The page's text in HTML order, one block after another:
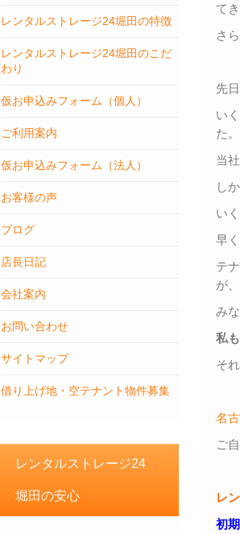
レンタルストレージ24堀田の特徴
レンタルストレージ24堀田のこだ
わり
仮お申込みフォーム（個人）
ご利用案内
仮お申込みフォーム（法人）
お客様の声
ブログ
店長日記
会社案内
お問い合わせ
サイトマップ
借り上げ地・空テナント物件募集
レンタルストレージ24
堀田の安心
て
さ
先
い
た。
当
し
い
早
テ
が
み
私
そ
名
ご
レ
初